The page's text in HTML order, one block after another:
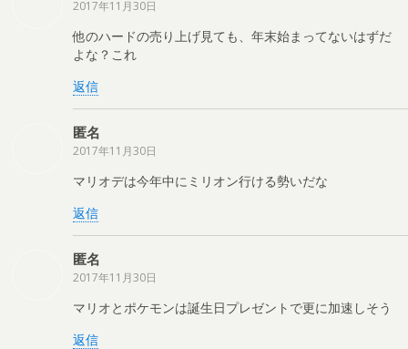
2017年11月30日
他のハードの売り上げ見ても、年末始まってないはずだ
よな？これ
返信
匿名
2017年11月30日
マリオデは今年中にミリオン行ける勢いだな
返信
匿名
2017年11月30日
マリオとポケモンは誕生日プレゼントで更に加速しそう
返信